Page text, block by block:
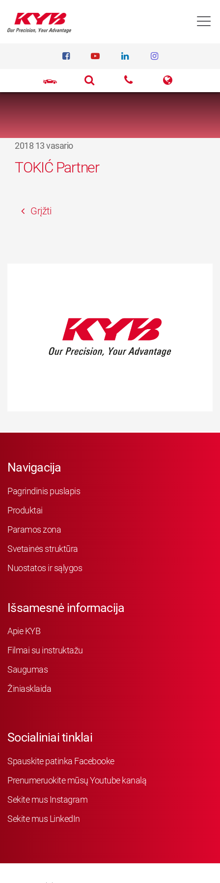
2018 13 vasario
TOKIĆ Partner
Grįžti
Navigacija
Pagrindinis puslapis
Produktai
Paramos zona
Svetainės struktūra
Nuostatos ir sąlygos
Išsamesnė informacija
Apie KYB
Filmai su instruktažu
Saugumas
Žiniasklaida
Socialiniai tinklai
Spauskite patinka Facebooke
Prenumeruokite mūsų Youtube kanalą
Sekite mus Instagram
Sekite mus LinkedIn